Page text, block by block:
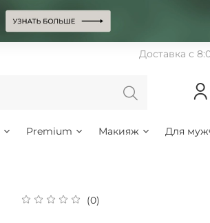
Доставка с
Premium Макияж Для
(0)